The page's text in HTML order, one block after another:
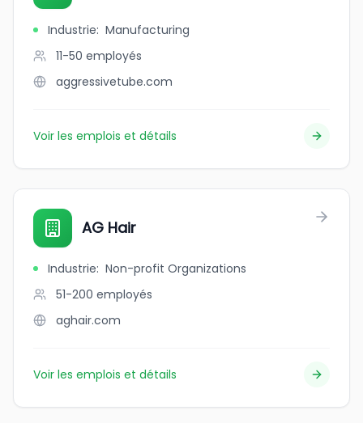
Industrie: Manufacturing
11-50 employés
aggressivetube.com
Voir les emplois et détails
AG Hair
Industrie: Non-profit Organizations
51-200 employés
aghair.com
Voir les emplois et détails